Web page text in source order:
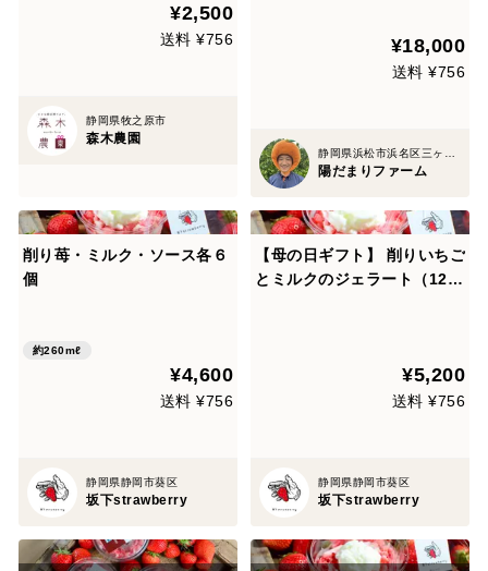
¥2,500
送料 ¥756
静岡県牧之原市
森木農園
¥18,000
送料 ¥756
陽だまりファーム
削り苺・ミルク・ソース各６
個
約260mℓ
¥4,600
送料 ¥756
静岡県静岡市葵区
坂下strawberry
【母の日ギフト】 削りいちご
とミルクのジェラート（12個
¥5,200
送料 ¥756
静岡県静岡市葵区
坂下strawberry